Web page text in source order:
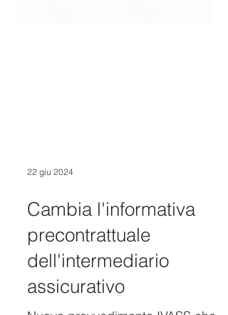
Cambia l'informativa
precontrattuale
dell'intermediario